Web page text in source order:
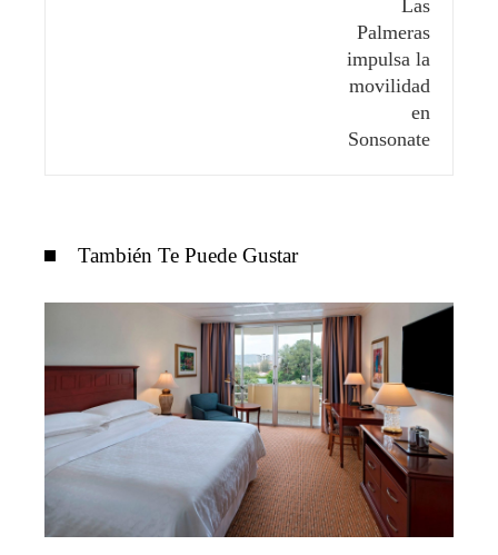
También Te Puede Gustar